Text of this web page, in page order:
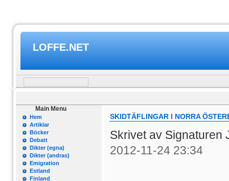
LOFFE.NET
Main Menu
Hem
Artiklar
Böcker
Debatt
Dikter (egna)
Dikter (andras)
Emigration
Estland
Finland
SKIDTÄFLINGAR I NORRA
Skrivet av Signaturen
2012-11-24 23:34